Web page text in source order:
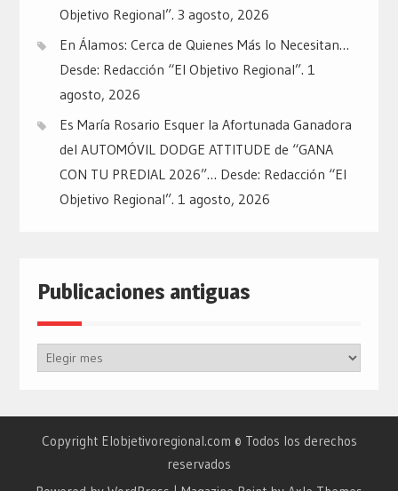
Objetivo Regional”. 3 agosto, 2026
En Álamos: Cerca de Quienes Más lo Necesitan…
Desde: Redacción “El Objetivo Regional”. 1
agosto, 2026
Es María Rosario Esquer la Afortunada Ganadora
del AUTOMÓVIL DODGE ATTITUDE de “GANA
CON TU PREDIAL 2026”… Desde: Redacción “El
Objetivo Regional”. 1 agosto, 2026
Publicaciones antiguas
Publicaciones
Copyright Elobjetivoregional.com © Todos los derechos
reservados